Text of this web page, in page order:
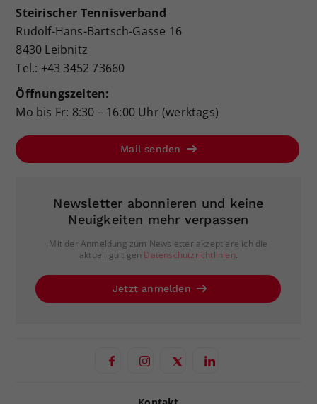
Steirischer Tennisverband
Rudolf-Hans-Bartsch-Gasse 16
8430 Leibnitz
Tel.: +43 3452 73660
Öffnungszeiten:
Mo bis Fr: 8:30 – 16:00 Uhr (werktags)
Mail senden
Newsletter abonnieren und keine
Neuigkeiten mehr verpassen
Mit der Anmeldung zum Newsletter akzeptiere ich die
aktuell gültigen Datenschutzrichtlinien.
Jetzt anmelden